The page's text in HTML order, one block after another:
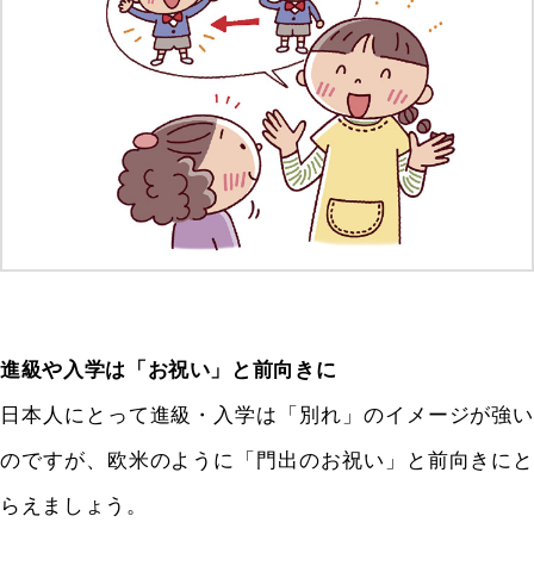
進級や入学は「お祝い」と前向きに
日本人にとって進級・入学は「別れ」のイメージが強い
のですが、欧米のように「門出のお祝い」と前向きにと
らえましょう。